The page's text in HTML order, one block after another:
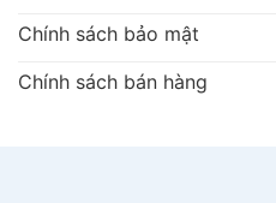
Chính sách bảo mật
Chính sách bán hàng